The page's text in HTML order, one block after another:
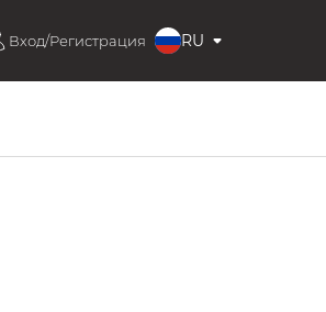
Вход/Регистрация RU